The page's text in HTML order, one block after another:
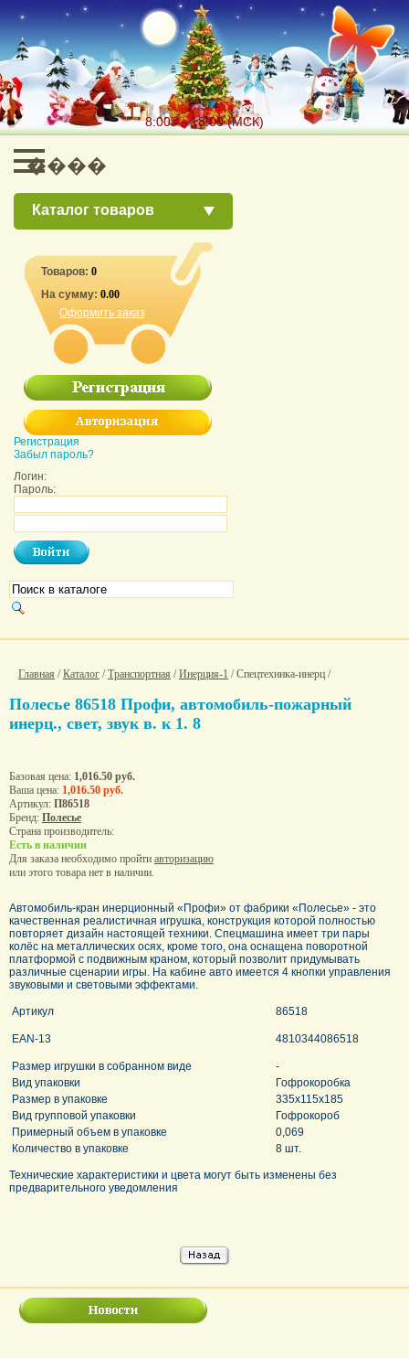
8:00 — 18:00 (МСК)
Каталог товаров
Главная /Каталог /Транспортная /Инерция-1 / Спецтехника-инерц /
Полесье 86518 Профи, автомобиль-пожарный
инерц., свет, звук в. к 1. 8
Базовая цена: 1,016.50 руб.
Ваша цена: 1,016.50 руб.
Артикул: П86518
Бренд: Полесье
Страна производитель:
Есть в наличии
Для заказа необходимо пройти авторизацию
или этого товара нет в наличии.
Автомобиль-кран инерционный «Профи» от фабрики «Полесье» - это
качественная реалистичная игрушка, конструкция которой полностью
повторяет дизайн настоящей техники. Спецмашина имеет три пары
колёс на металлических осях, кроме того, она оснащена поворотной
платформой с подвижным краном, который позволит придумывать
различные сценарии игры. На кабине авто имеется 4 кнопки управления
звуковыми и световыми эффектами.
Артикул 86518
EAN-13 4810344086518
Размер игрушки в собранном виде
-
Вид упаковки
Гофрокоробка
Размер в упаковке
335х115х185
Вид групповой упаковки
Гофрокороб
Примерный объем в упаковке
0,069
Количество в упаковке
8 шт.
Технические характеристики и цвета могут быть изменены без
предварительного уведомления
Товаров: 0
На сумму: 0.00
Оформить заказ
Регистрация
Забыл пароль?
Логин:
Пароль: